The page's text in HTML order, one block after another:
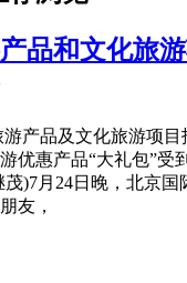
品和文化旅
游产品及文化旅游项
优惠产品“大礼包”受
茂)7月24日晚，北京国
友，